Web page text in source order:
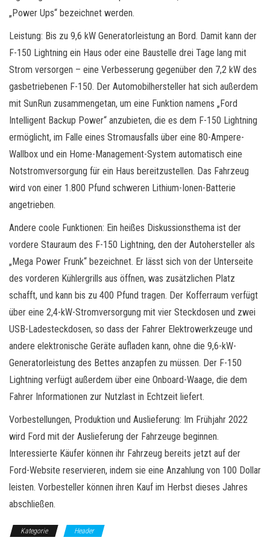
„Power Ups“ bezeichnet werden.
Leistung: Bis zu 9,6 kW Generatorleistung an Bord. Damit kann der
F-150 Lightning ein Haus oder eine Baustelle drei Tage lang mit
Strom versorgen – eine Verbesserung gegenüber den 7,2 kW des
gasbetriebenen F-150. Der Automobilhersteller hat sich außerdem
mit SunRun zusammengetan, um eine Funktion namens „Ford
Intelligent Backup Power“ anzubieten, die es dem F-150 Lightning
ermöglicht, im Falle eines Stromausfalls über eine 80-Ampere-
Wallbox und ein Home-Management-System automatisch eine
Notstromversorgung für ein Haus bereitzustellen. Das Fahrzeug
wird von einer 1.800 Pfund schweren Lithium-Ionen-Batterie
angetrieben.
Andere coole Funktionen: Ein heißes Diskussionsthema ist der
vordere Stauraum des F-150 Lightning, den der Autohersteller als
„Mega Power Frunk“ bezeichnet. Er lässt sich von der Unterseite
des vorderen Kühlergrills aus öffnen, was zusätzlichen Platz
schafft, und kann bis zu 400 Pfund tragen. Der Kofferraum verfügt
über eine 2,4-kW-Stromversorgung mit vier Steckdosen und zwei
USB-Ladesteckdosen, so dass der Fahrer Elektrowerkzeuge und
andere elektronische Geräte aufladen kann, ohne die 9,6-kW-
Generatorleistung des Bettes anzapfen zu müssen. Der F-150
Lightning verfügt außerdem über eine Onboard-Waage, die dem
Fahrer Informationen zur Nutzlast in Echtzeit liefert.
Vorbestellungen, Produktion und Auslieferung: Im Frühjahr 2022
wird Ford mit der Auslieferung der Fahrzeuge beginnen.
Interessierte Käufer können ihr Fahrzeug bereits jetzt auf der
Ford-Website reservieren, indem sie eine Anzahlung von 100 Dollar
leisten. Vorbesteller können ihren Kauf im Herbst dieses Jahres
abschließen.
Kategorie Header